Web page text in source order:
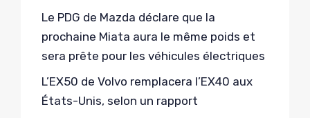
Le PDG de Mazda déclare que la
prochaine Miata aura le même poids et
sera prête pour les véhicules électriques
L’EX50 de Volvo remplacera l’EX40 aux
États-Unis, selon un rapport